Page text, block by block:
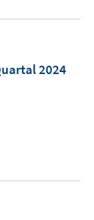
2024